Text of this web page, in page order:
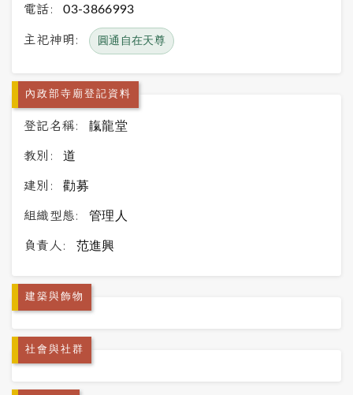
電話: 03-3866993
主祀神明: 圓通自在天尊
內政部寺廟登記資料
登記名稱: 靝龍堂
教別: 道
建別: 勸募
組織型態: 管理人
負責人: 范進興
建築與飾物
社會與社群